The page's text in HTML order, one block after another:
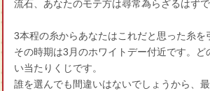
流石、あなたのモテ方は尋常為らざるはずで
3本程の糸からあなたはこれだと思った糸を
その時期は3月のホワイトデー付近です。ど
い当たりくじです。
誰を選んでも間違いはないでしょうから、